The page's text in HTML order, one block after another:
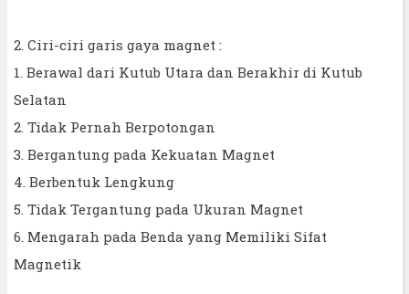
2. Ciri-ciri garis gaya magnet :
1. Berawal dari Kutub Utara dan Berakhir di Kutub
Selatan
2. Tidak Pernah Berpotongan
3. Bergantung pada Kekuatan Magnet
4. Berbentuk Lengkung
5. Tidak Tergantung pada Ukuran Magnet
6. Mengarah pada Benda yang Memiliki Sifat
Magnetik